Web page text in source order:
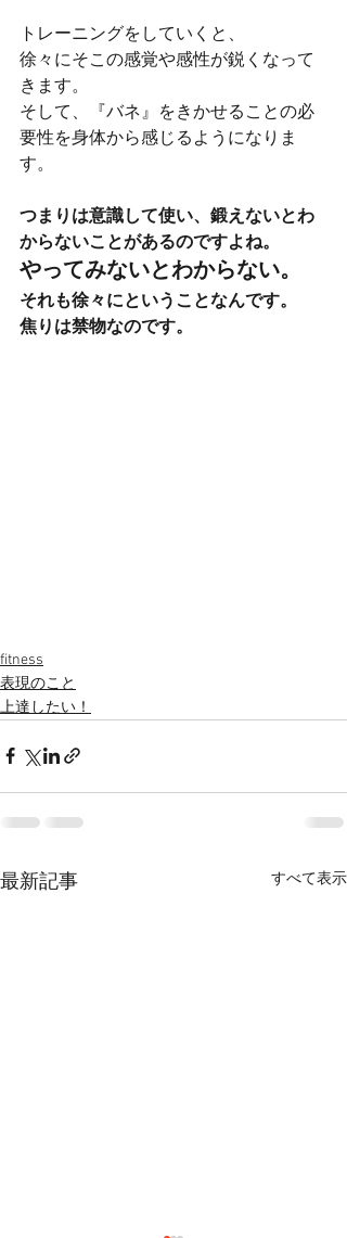
トレーニングをしていくと、
徐々にそこの感覚や感性が鋭くなって
きます。
そして、『バネ』をきかせることの必
要性を身体から感じるようになりま
す。
つまりは意識して使い、鍛えないとわ
からないことがあるのですよね。
やってみないとわからない。
それも徐々にということなんです。
焦りは禁物なのです。
fitness
表現のこと
上達したい！
最新記事 すべて表示